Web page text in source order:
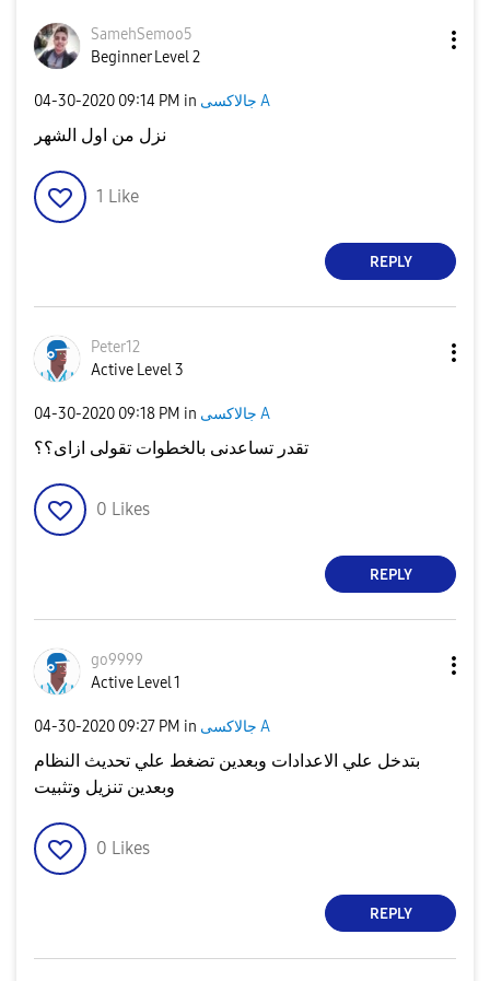
SamehSemoo5
Beginner Level 2
‎04-30-2020 09:14 PM in جالاكسى A
نزل من اول الشهر
1 Like
REPLY
Peter12
Active Level 3
‎04-30-2020 09:18 PM in جالاكسى A
تقدر تساعدنى بالخطوات تقولى ازاى؟؟
0 Likes
REPLY
go9999
Active Level 1
‎04-30-2020 09:27 PM in جالاكسى A
بتدخل علي الاعدادات وبعدين تضغط علي تحديث النظام
وبعدين تنزيل وتثبيت
0 Likes
REPLY